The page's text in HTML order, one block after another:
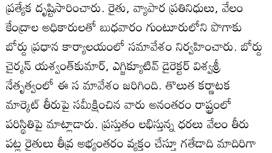
ప్రత్యేక దృష్టిసారించారు. రైతు, వ్యాపార ప్రతినిధులు, వేలం
కేంద్రాల అధికారులతో బుధవారం గుంటూరులోని పొగాకు
బోర్డు ప్రధాన కార్యాలయంలో సమావేశం నిర్వహించారు. బోర్డు
చైర్మన్‌ యశ్వంత్‌కుమార్‌, ఎగ్జిక్యూటివ్‌ డైరెక్టర్‌ విశ్వశ్రీ
నేతృత్వంలో ఈ స మావేశం జరిగింది. తొలుత కర్ణాటక
మార్కెట్‌ తీరుపై సమీక్షించిన వారు అనంతరం రాష్ట్రంలో
పరిస్థితిపై మాట్లాడారు. ప్రస్తుతం లభిస్తున్న ధరలు వేలం తీరు
పట్ల రైతులు తీవ్ర అభ్యంతరం వ్యక్తం చేస్తూ గతేడాది మాదిరిగా